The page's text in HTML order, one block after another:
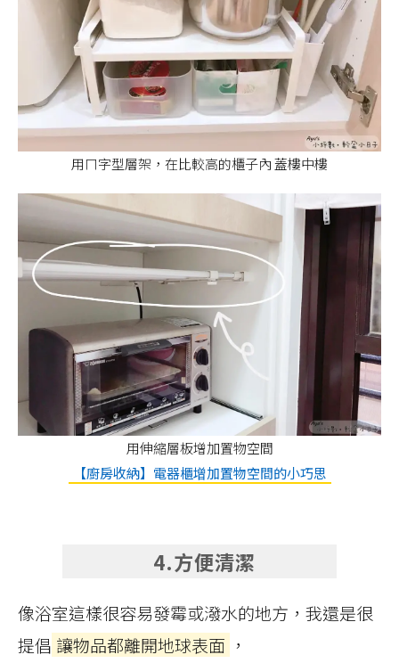
用ㄇ字型層架，在比較高的櫃子內 蓋樓中樓
用伸縮層板增加置物空間
【廚房收納】電器櫃增加置物空間的小巧思
4.方便清潔
像浴室這樣很容易發霉或潑水的地方，我還是很
提倡 讓物品都離開地球表面 ，